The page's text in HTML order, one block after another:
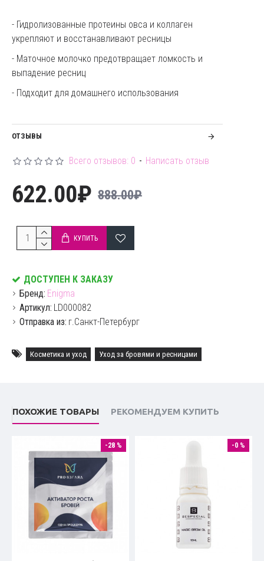
- Гидролизованные протеины овса и коллаген
укрепляют и восстанавливают ресницы
- Маточное молочко предотвращает ломкость и
выпадение ресниц
- Подходит для домашнего использования
ОТЗЫВЫ
ДОСТУПЕН К ЗАКАЗУ
Бренд: Enigma
Артикул: LD000082
Отправка из: г.Санкт-Петербург
Всего отзывов: 0 - Написать отзыв
622.00₽ 888.00₽
КУПИТЬ
Косметика и уход Уход за бровями и ресницами
ПОХОЖИЕ ТОВАРЫ РЕКОМЕНДУЕМ КУПИТЬ
-28 % -0 %